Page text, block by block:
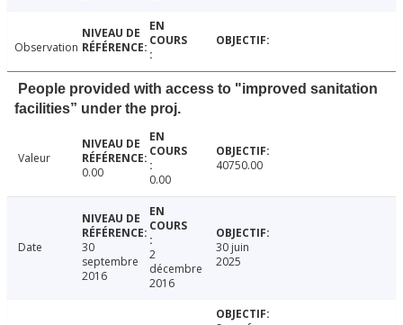
Observation
People provided with access to "improved sanitation
facilities” under the proj.
Valeur
0.00
0.00
40750.00
Date
30
septembre
2016
2
décembre
2016
30 juin
2025